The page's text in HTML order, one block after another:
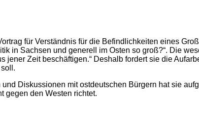
für Verständnis für die Befindlichkeiten eines
in Sachsen und generell im Osten so groß?“. Die
Zeit beschäftigen.“ Deshalb fordert sie die
Diskussionen mit ostdeutschen Bürgern hat sie
gegen den Westen richtet.